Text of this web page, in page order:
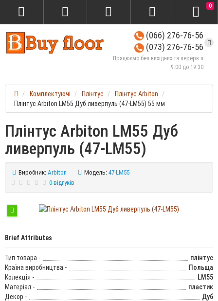
(066) 276-76-56
(073) 276-76-56
Працюємо без вихідних та перерв з
9:00 до 19:30
0
Комплектуючі Плінтус
Плінтус Arbiton
Плінтус Arbiton LM55 Дуб ливерпуль (47-LM55) 55 мм
Плінтус Arbiton LM55 Дуб
ливерпуль (47-LM55)
Виробник: Arbiton Модель: 47-LM55
0 відгуків
Brief Attributes
Тип товара -
плінтус
Країна виробництва -
Польща
Колекція -
LM55
Матеріал -
пластик
Декор -
Дуб